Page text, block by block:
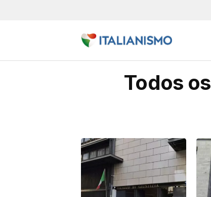
Todos